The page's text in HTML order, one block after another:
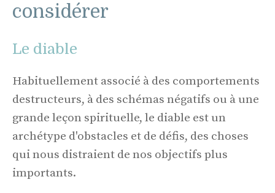
considérer
Le diable
Habituellement associé à des comportements
destructeurs, à des schémas négatifs ou à une
grande leçon spirituelle, le diable est un
archétype d'obstacles et de défis, des choses
qui nous distraient de nos objectifs plus
importants.